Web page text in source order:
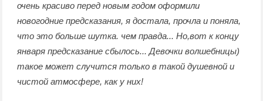
очень красиво перед новым годом оформили
новогодние предсказания, я достала, прочла и поняла,
что это больше шутка. чем правда... Но,вот к концу
января предсказание сбылось... Девочки волшебницы)
такое может случится только в такой душевной и
чистой атмосфере, как у них!